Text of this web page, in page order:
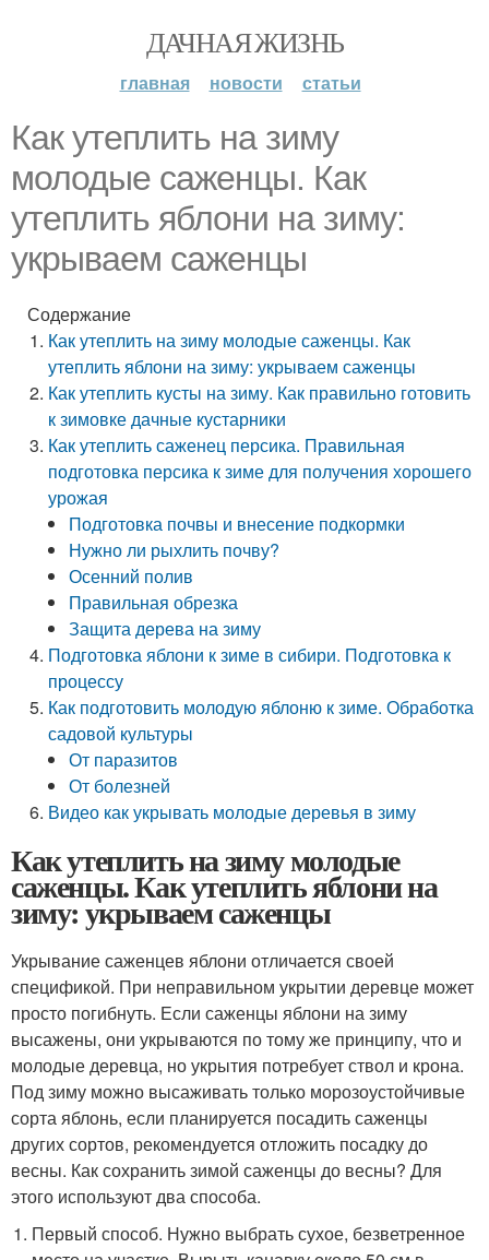
ДАЧНАЯ ЖИЗНЬ
главная новости статьи
Как утеплить на зиму
молодые саженцы. Как
утеплить яблони на зиму:
укрываем саженцы
Содержание
Как утеплить на зиму молодые саженцы. Как
утеплить яблони на зиму: укрываем саженцы
Как утеплить кусты на зиму. Как правильно готовить
к зимовке дачные кустарники
Как утеплить саженец персика. Правильная
подготовка персика к зиме для получения хорошего
урожая
Подготовка почвы и внесение подкормки
Нужно ли рыхлить почву?
Осенний полив
Правильная обрезка
Защита дерева на зиму
Подготовка яблони к зиме в сибири. Подготовка к
процессу
Как подготовить молодую яблоню к зиме. Обработка
садовой культуры
От паразитов
От болезней
Видео как укрывать молодые деревья в зиму
Как утеплить на зиму молодые
саженцы. Как утеплить яблони на
зиму: укрываем саженцы
Укрывание саженцев яблони отличается своей
спецификой. При неправильном укрытии деревце может
просто погибнуть. Если саженцы яблони на зиму
высажены, они укрываются по тому же принципу, что и
молодые деревца, но укрытия потребует ствол и крона.
Под зиму можно высаживать только морозоустойчивые
сорта яблонь, если планируется посадить саженцы
других сортов, рекомендуется отложить посадку до
весны. Как сохранить зимой саженцы до весны? Для
этого используют два способа.
Первый способ. Нужно выбрать сухое, безветренное